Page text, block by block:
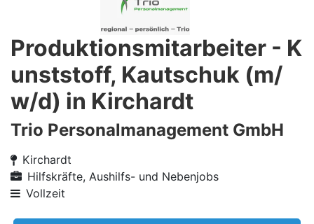
Produktionsmitarbeiter - K
unststoff, Kautschuk (m/
w/d) in Kirchardt
Trio Personalmanagement GmbH
Kirchardt
Hilfskräfte, Aushilfs- und Nebenjobs
Vollzeit